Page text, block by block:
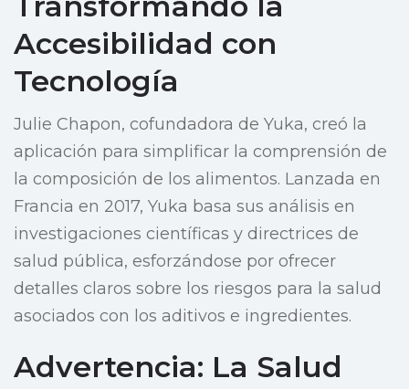
Accesibilidad con
Tecnología
Julie Chapon, cofundadora de Yuka, creó la
aplicación para simplificar la comprensión de
la composición de los alimentos. Lanzada en
Francia en 2017, Yuka basa sus análisis en
investigaciones científicas y directrices de
salud pública, esforzándose por ofrecer
detalles claros sobre los riesgos para la salud
asociados con los aditivos e ingredientes.
Advertencia: La Salud